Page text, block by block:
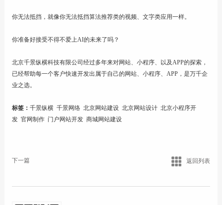
你无法抵挡，就像你无法抵挡算法推荐类的视频、文字类应用一样。
你准备好接受不得不爱上AI的未来了吗？
北京千景纵横科技有限公司 经过多年来对网站、 小程序、以及APP的探索，
已经帮助每一个客户快速开发出属于自己的 网站、 小程序、 APP，是万千企
业之选。
标签： 千景纵横 千景网络 北京网站建设 北京网站设计 北京小程序开
发 官网制作 门户网站开发 商城网站建设
下一篇 返回列表